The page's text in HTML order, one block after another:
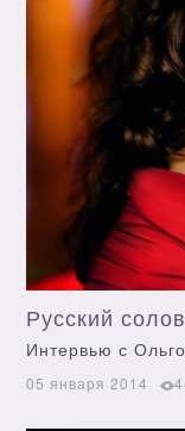
Русский
Интервью с
05 января 2014